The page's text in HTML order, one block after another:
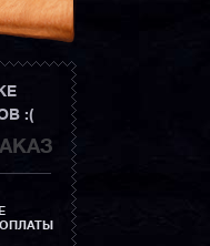
:(